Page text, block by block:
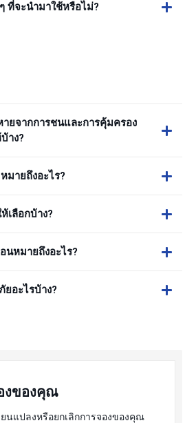
ที่จะนำมาใช้หรือไม่?
ายจากการชนและการคุ้มครอง
าง?
ายถึงอะไร?
เลือกบ้าง?
นหมายถึงอะไร?
อะไรบ้าง?
งของคุณ
ยนแปลงหรือยกเลิกการจองของคุณ